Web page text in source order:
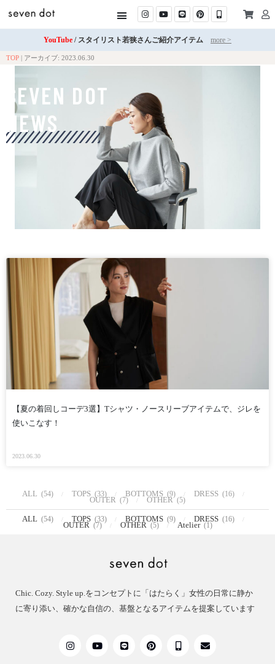
YouTube / スタイリスト若狭さんご紹介アイテム more >
TOP アーカイブ: 2023.06.30
SEVEN DOT
NEWS
【夏の着回しコーデ3選】Tシャツ・ノースリーブアイテムで、ジレを
使いこなす！
2023.06.30
ALL (54) TOPS (33) BOTTOMS (9) DRESS (16)
OUTER (7) OTHER (5)
ALL (54) TOPS (33) BOTTOMS (9) DRESS (16)
OUTER (7) OTHER (5) Atelier (1)
Chic. Cozy. Style up.をコンセプトに「はたらく」女性の日常に静か
に寄り添い、確かな自信の、基盤となるアイテムを提案しています